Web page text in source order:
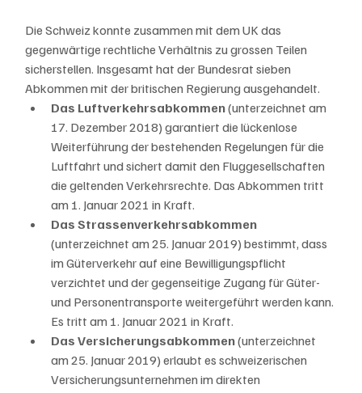
Die Schweiz konnte zusammen mit dem UK das
gegenwärtige rechtliche Verhältnis zu grossen Teilen
sicherstellen. Insgesamt hat der Bundesrat sieben
Abkommen mit der britischen Regierung ausgehandelt.
Das Luftverkehrsabkommen (unterzeichnet am
17. Dezember 2018) garantiert die lückenlose
Weiterführung der bestehenden Regelungen für die
Luftfahrt und sichert damit den Fluggesellschaften
die geltenden Verkehrsrechte. Das Abkommen tritt
am 1. Januar 2021 in Kraft.
Das Strassenverkehrsabkommen
(unterzeichnet am 25. Januar 2019) bestimmt, dass
im Güterverkehr auf eine Bewilligungspflicht
verzichtet und der gegenseitige Zugang für Güter-
und Personentransporte weitergeführt werden kann.
Es tritt am 1. Januar 2021 in Kraft.
Das Versicherungsabkommen (unterzeichnet
am 25. Januar 2019) erlaubt es schweizerischen
Versicherungsunternehmen im direkten